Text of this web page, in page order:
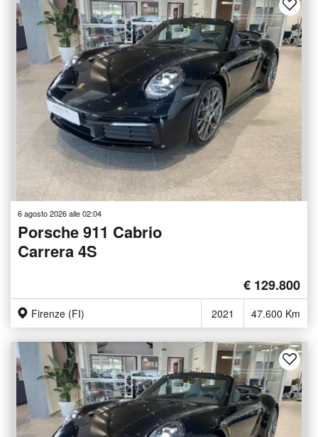
6 agosto 2026 alle 02:04
Porsche 911 Cabrio
Carrera 4S
€ 129.800
Firenze (FI) 2021 47.600 Km